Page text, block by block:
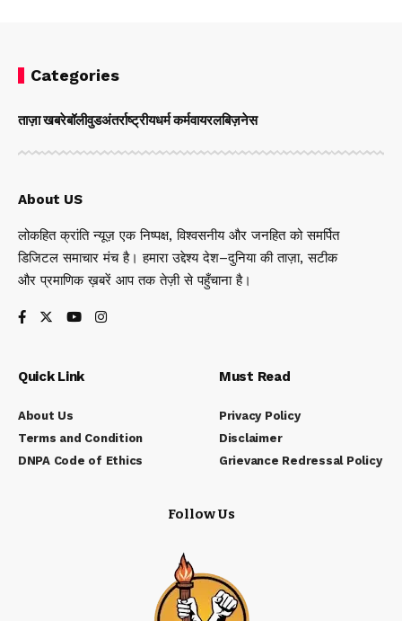
Categories
ताज़ा खबरेबॉलीवुडअंतर्राष्ट्रीयधर्म कर्मवायरलबिज़नेस
About US
लोकहित क्रांति न्यूज़ एक निष्पक्ष, विश्वसनीय और जनहित को समर्पित
डिजिटल समाचार मंच है। हमारा उद्देश्य देश–दुनिया की ताज़ा, सटीक
और प्रमाणिक ख़बरें आप तक तेज़ी से पहुँचाना है।
Quick Link
About Us
Terms and Condition
DNPA Code of Ethics
Must Read
Privacy Policy
Disclaimer
Grievance Redressal Policy
Follow Us